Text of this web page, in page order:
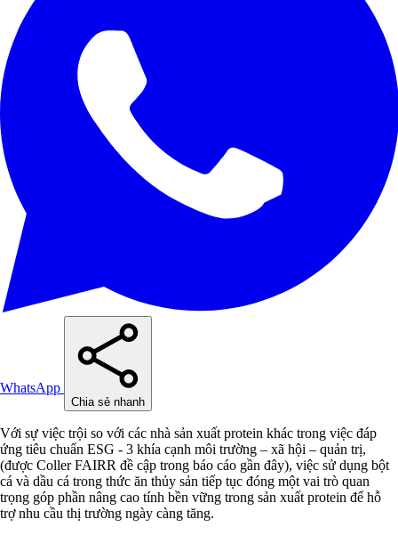
WhatsApp
Chia sẻ nhanh
Với sự việc trội so với các nhà sản xuất protein khác trong việc đáp
ứng tiêu chuẩn ESG - 3 khía cạnh môi trường – xã hội – quản trị,
(được Coller FAIRR đề cập trong báo cáo gần đây), việc sử dụng bột
cá và dầu cá trong thức ăn thủy sản tiếp tục đóng một vai trò quan
trọng góp phần nâng cao tính bền vững trong sản xuất protein để hỗ
trợ nhu cầu thị trường ngày càng tăng.